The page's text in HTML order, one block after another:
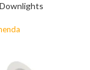
Downlights